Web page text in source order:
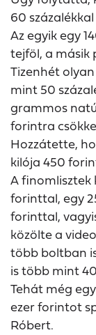
60
Az egyik egy
tejföl, a másik
Tizenhét
mint 50
grammos
forintra
Hozzátette,
kilója 450
A finomlisztek
forinttal, egy
forinttal,
közölte a
több boltban
is több mint
Tehát még
ezer forintot
Róbert.